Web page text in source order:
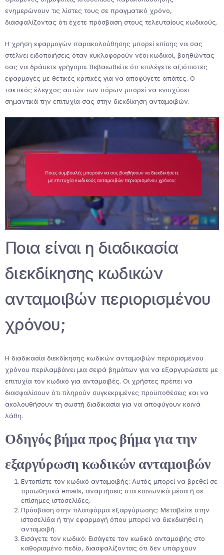
ενημερώνουν τις λίστες τους σε πραγματικό χρόνο,
διασφαλίζοντας ότι έχετε πρόσβαση στους τελευταίους κωδικούς.
Η χρήση εφαρμογών παρακολούθησης μπορεί επίσης να σας
στέλνει ειδοποιήσεις όταν κυκλοφορούν νέοι κωδικοί, βοηθώντας
σας να δράσετε γρήγορα. Βεβαιωθείτε ότι επιλέγετε αξιόπιστες
εφαρμογές με θετικές κριτικές για να αποφύγετε απάτες. Ο
τακτικός έλεγχος αυτών των πόρων μπορεί να ενισχύσει
σημαντικά την επιτυχία σας στην διεκδίκηση ανταμοιβών.
Ποια είναι η διαδικασία
διεκδίκησης κωδικών
ανταμοιβών περιορισμένου
χρόνου;
Η διαδικασία διεκδίκησης κωδικών ανταμοιβών περιορισμένου
χρόνου περιλαμβάνει μια σειρά βημάτων για να εξαργυρώσετε με
επιτυχία τον κωδικό για ανταμοιβές. Οι χρήστες πρέπει να
διασφαλίσουν ότι πληρούν συγκεκριμένες προϋποθέσεις και να
ακολουθήσουν τη σωστή διαδικασία για να αποφύγουν κοινά
λάθη.
Οδηγός βήμα προς βήμα για την
εξαργύρωση κωδικών ανταμοιβών
Εντοπίστε τον κωδικό ανταμοιβής: Αυτός μπορεί να βρεθεί σε
προωθητικά emails, αναρτήσεις στα κοινωνικά μέσα ή σε
επίσημες ιστοσελίδες.
Πρόσβαση στην πλατφόρμα εξαργύρωσης: Μεταβείτε στην
ιστοσελίδα ή την εφαρμογή όπου μπορεί να διεκδικηθεί η
ανταμοιβή.
Εισάγετε τον κωδικό: Εισάγετε τον κωδικό ανταμοιβής στο
καθορισμένο πεδίο, διασφαλίζοντας ότι δεν υπάρχουν